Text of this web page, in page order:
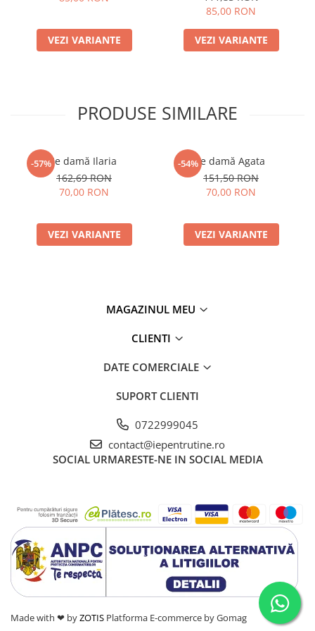
VEZI VARIANTE
85,00 RON
VEZI VARIANTE
PRODUSE SIMILARE
-57%Ie damă Ilaria
162,69 RON
70,00 RON
VEZI VARIANTE
-54%Ie damă Agata
151,50 RON
70,00 RON
VEZI VARIANTE
MAGAZINUL MEU
CLIENTI
DATE COMERCIALE
SUPORT CLIENTI
0722999045
contact@iepentrutine.ro
SOCIAL URMARESTE-NE IN SOCIAL MEDIA
Made with ❤ byZOTIS Platforma E-commerce by Gomag